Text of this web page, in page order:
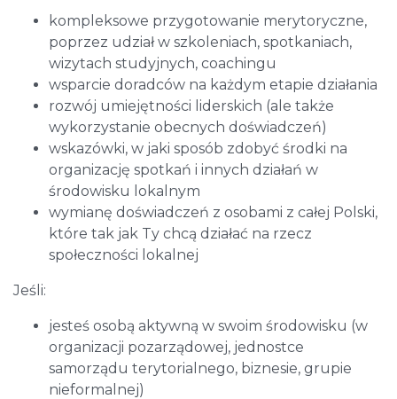
kompleksowe przygotowanie merytoryczne,
poprzez udział w szkoleniach, spotkaniach,
wizytach studyjnych, coachingu
wsparcie doradców na każdym etapie działania
rozwój umiejętności liderskich (ale także
wykorzystanie obecnych doświadczeń)
wskazówki, w jaki sposób zdobyć środki na
organizację spotkań i innych działań w
środowisku lokalnym
wymianę doświadczeń z osobami z całej Polski,
które tak jak Ty chcą działać na rzecz
społeczności lokalnej
Jeśli:
jesteś osobą aktywną w swoim środowisku (w
organizacji pozarządowej, jednostce
samorządu terytorialnego, biznesie, grupie
nieformalnej)